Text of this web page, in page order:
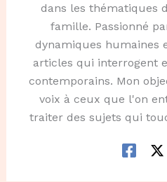
dans les thématiques
famille. Passionné
dynamiques humaines
articles qui interrogent
contemporains. Mon
voix à ceux que l'on
traiter des sujets qui